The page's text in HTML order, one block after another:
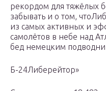
рекордом для тяжёлых
забывать и о том,
из самых активных и
самолётов в небе над
бед немецким
Б-24Либерейтор»